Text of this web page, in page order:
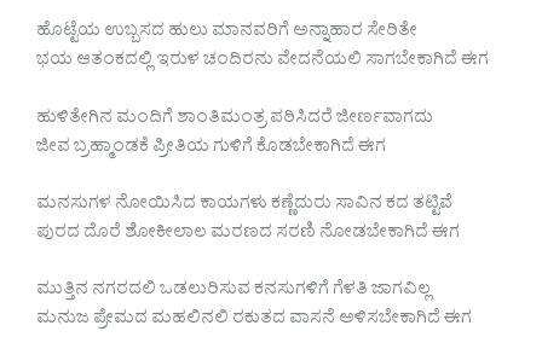
ಹೊಟ್ಟೆಯ ಉಬ್ಬಸದ ಹುಲು ಮಾನವರಿಗೆ ಅನ್ನಾಹಾರ ಸೇರಿತೇ
ಭಯ ಆತಂಕದಲ್ಲಿ ಇರುಳ ಚಂದಿರನು ವೇದನೆಯಲಿ ಸಾಗಬೇಕಾಗಿದೆ ಈಗ
ಹುಳಿತೇಗಿನ ಮಂದಿಗೆ ಶಾಂತಿಮಂತ್ರ ಪಠಿಸಿದರೆ ಜೀರ್ಣವಾಗದು
ಜೀವ ಬ್ರಹ್ಮಾಂಡಕೆ ಪ್ರೀತಿಯ ಗುಳಿಗೆ ಕೊಡಬೇಕಾಗಿದೆ ಈಗ
ಮನಸುಗಳ ನೋಯಿಸಿದ ಕಾಯಗಳು ಕಣ್ಣೆದುರು ಸಾವಿನ ಕದ ತಟ್ಟಿವೆ
ಪುರದ ದೊರೆ ಶೋಕೀಲಾಲ ಮರಣದ ಸರಣಿ ನೋಡಬೇಕಾಗಿದೆ ಈಗ
ಮುತ್ತಿನ ನಗರದಲಿ ಒಡಲುರಿಸುವ ಕನಸುಗಳಿಗೆ ಗೆಳತಿ ಜಾಗವಿಲ್ಲ
ಮನುಜ ಪ್ರೇಮದ ಮಹಲಿನಲಿ ರಕುತದ ವಾಸನೆ ಅಳಿಸಬೇಕಾಗಿದೆ ಈಗ